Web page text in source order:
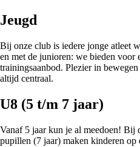
Jeugd
Bij onze club is iedere jonge atleet
en met de junioren: we bieden voor
trainingsaanbod. Plezier in
altijd centraal.
U8 (5 t/m 7 jaar)
Vanaf 5 jaar kun je al meedoen! Bij
pupillen (7 jaar) maken kinderen op